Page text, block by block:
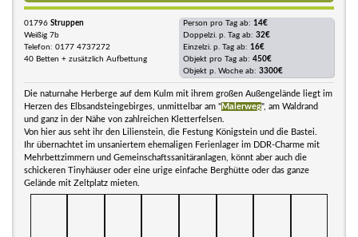
01796 Struppen
Weißig 7b
Telefon: 0177 4737272
40 Betten + zusätzlich Aufbettung
Person pro Tag ab: 14€
Doppelzi. p. Tag ab: 32€
Einzelzi. p. Tag ab: 16€
Objekt pro Tag ab: 450€
Objekt p. Woche ab: 3300€
Die naturnahe Herberge auf dem Kulm mit ihrem großen Außengelände liegt im
Herzen des Elbsandsteingebirges, unmittelbar am "Malerweg", am Waldrand
und ganz in der Nähe von zahlreichen Kletterfelsen.
Von hier aus seht ihr den Lilienstein, die Festung Königstein und die Bastei.
Ihr übernachtet im unsaniertem ehemaligen Ferienlager im DDR-Charme mit
Mehrbettzimmern und Gemeinschaftssanitäranlagen, könnt aber auch die
schickeren Tinyhäuser oder eine urige einfache Berghütte oder das ganze
Gelände mit Zeltplatz mieten.